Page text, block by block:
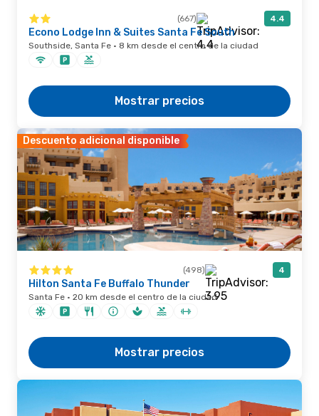
(667) 4.4
Econo Lodge Inn & Suites Santa Fe South
Southside, Santa Fe · 8 km desde el centro de la ciudad
Mostrar precios
Descuento adicional disponible
(498) 4
Hilton Santa Fe Buffalo Thunder
Santa Fe · 20 km desde el centro de la ciudad
Mostrar precios